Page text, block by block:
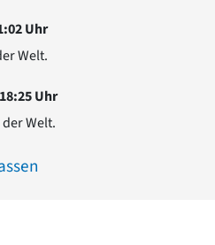
Uhr
Welt.
Uhr
Welt.